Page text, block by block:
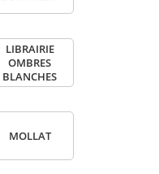
LIBRAIRIE
OMBRES
BLANCHES
MOLLAT